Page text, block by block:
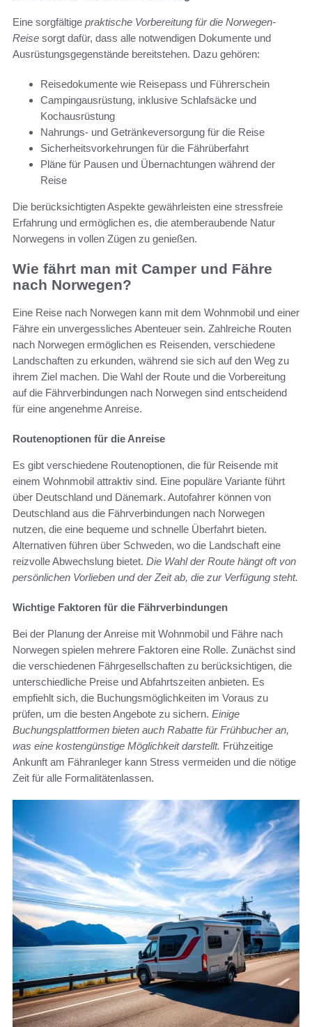
Eine sorgfältige praktische Vorbereitung für die Norwegen-
Reise sorgt dafür, dass alle notwendigen Dokumente und
Ausrüstungsgegenstände bereitstehen. Dazu gehören:
Reisedokumente wie Reisepass und Führerschein
Campingausrüstung, inklusive Schlafsäcke und
Kochausrüstung
Nahrungs- und Getränkeversorgung für die Reise
Sicherheitsvorkehrungen für die Fährüberfahrt
Pläne für Pausen und Übernachtungen während der
Reise
Die berücksichtigten Aspekte gewährleisten eine stressfreie
Erfahrung und ermöglichen es, die atemberaubende Natur
Norwegens in vollen Zügen zu genießen.
Wie fährt man mit Camper und Fähre
nach Norwegen?
Eine Reise nach Norwegen kann mit dem Wohnmobil und einer
Fähre ein unvergessliches Abenteuer sein. Zahlreiche Routen
nach Norwegen ermöglichen es Reisenden, verschiedene
Landschaften zu erkunden, während sie sich auf den Weg zu
ihrem Ziel machen. Die Wahl der Route und die Vorbereitung
auf die Fährverbindungen nach Norwegen sind entscheidend
für eine angenehme Anreise.
Routenoptionen für die Anreise
Es gibt verschiedene Routenoptionen, die für Reisende mit
einem Wohnmobil attraktiv sind. Eine populäre Variante führt
über Deutschland und Dänemark. Autofahrer können von
Deutschland aus die Fährverbindungen nach Norwegen
nutzen, die eine bequeme und schnelle Überfahrt bieten.
Alternativen führen über Schweden, wo die Landschaft eine
reizvolle Abwechslung bietet. Die Wahl der Route hängt oft von
persönlichen Vorlieben und der Zeit ab, die zur Verfügung steht.
Wichtige Faktoren für die Fährverbindungen
Bei der Planung der Anreise mit Wohnmobil und Fähre nach
Norwegen spielen mehrere Faktoren eine Rolle. Zunächst sind
die verschiedenen Fährgesellschaften zu berücksichtigen, die
unterschiedliche Preise und Abfahrtszeiten anbieten. Es
empfiehlt sich, die Buchungsmöglichkeiten im Voraus zu
prüfen, um die besten Angebote zu sichern. Einige
Buchungsplattformen bieten auch Rabatte für Frühbucher an,
was eine kostengünstige Möglichkeit darstellt. Frühzeitige
Ankunft am Fähranleger kann Stress vermeiden und die nötige
Zeit für alle Formalitätenlassen.